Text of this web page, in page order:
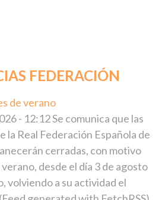
FEDERACIÓN
de verano
- 12:12 Se comunica que las
la Real Federación Española de
cerradas, con motivo
desde el día 3 de agosto
volviendo a su actividad el